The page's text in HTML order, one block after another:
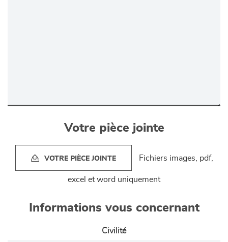
Votre pièce jointe
VOTRE PIÈCE JOINTE Fichiers images, pdf,
excel et word uniquement
Informations vous concernant
Civilité